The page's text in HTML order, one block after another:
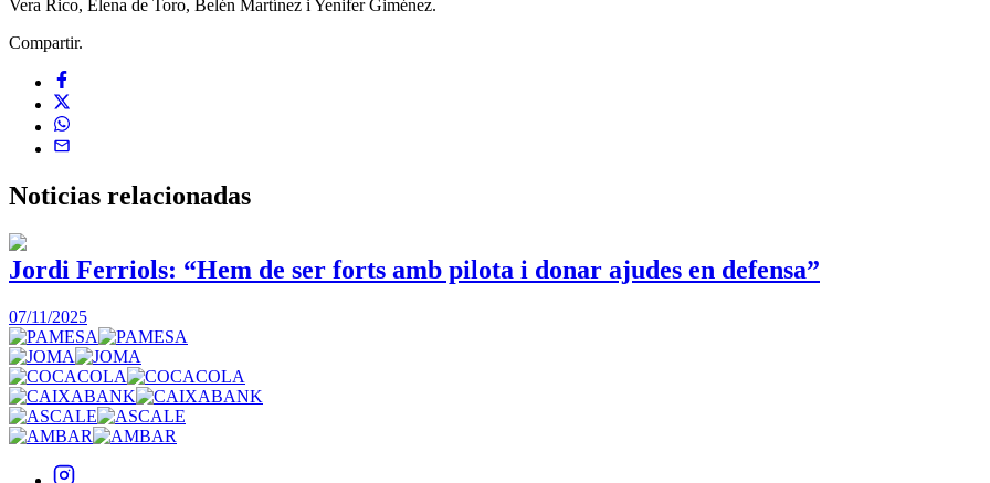
Vera Rico, Elena de Toro, Belén Martínez i Yenifer Giménez.
Compartir.
Noticias relacionadas
Jordi Ferriols: “Hem de ser forts amb pilota i donar ajudes en defensa”
07/11/2025